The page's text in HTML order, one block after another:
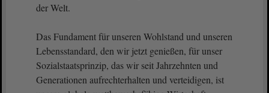
der Welt.
Das Fundament für unseren Wohlstand und unseren
Lebensstandard, den wir jetzt genießen, für unser
Sozialstaatsprinzip, das wir seit Jahrzehnten und
Generationen aufrechterhalten und verteidigen, ist